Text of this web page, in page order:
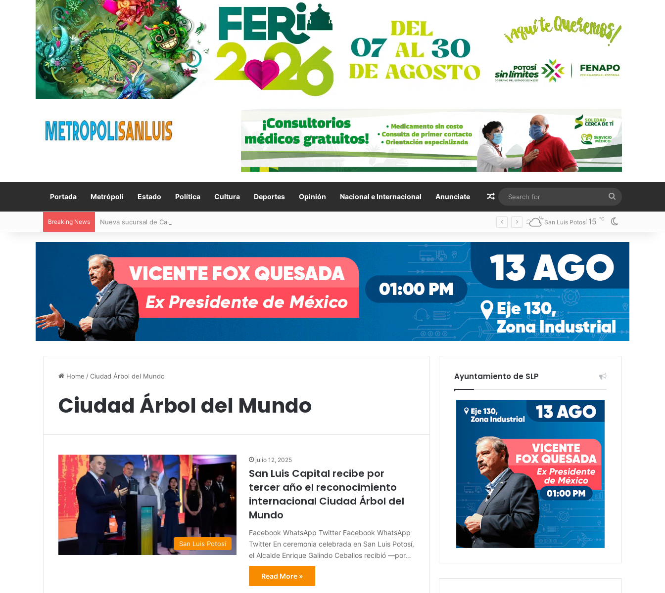
Portada Metrópoli Estado Política Cultura Deportes Opinión Nacional e Internacional Anunciate Random Article
for
Breaking News Nueva sucursal de CarneMart llega a Villa de Pozos con inversión y generación de empleos San Luis Potosí 15 ℃
Home /Ciudad Árbol del Mundo
Ciudad Árbol del Mundo
San Luis Potosí
julio 12, 2025
San Luis Capital recibe por
tercer año el reconocimiento
internacional Ciudad Árbol del
Mundo
Facebook WhatsApp Twitter Facebook WhatsApp
Twitter En ceremonia celebrada en San Luis Potosí,
el Alcalde Enrique Galindo Ceballos recibió —por…
Read More »
Ayuntamiento de SLP